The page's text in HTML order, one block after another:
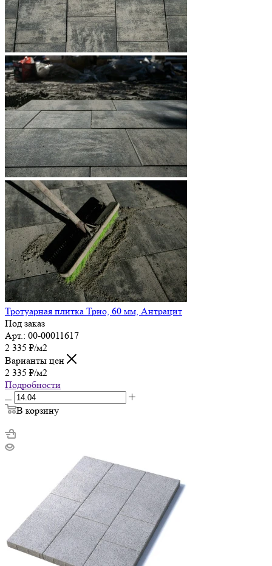
Тротуарная плитка Трио, 60 мм, Антрацит
Под заказ
Арт.: 00-00011617
2 335 ₽/м2
Варианты цен
2 335 ₽/м2
Подробности
В корзину